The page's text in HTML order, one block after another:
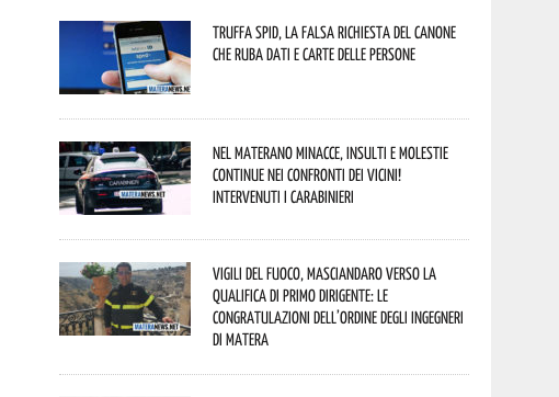
Truffa Spid, la falsa richiesta del canone
che ruba dati e carte delle persone
Nel materano minacce, insulti e molestie
continue nei confronti dei vicini!
Intervenuti i Carabinieri
Vigili del Fuoco, Masciandaro verso la
qualifica di Primo Dirigente: le
congratulazioni dell’Ordine degli Ingegneri
di Matera